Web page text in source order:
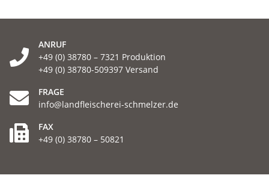
ANRUF
+49 (0) 38780 – 7321 Produktion
+49 (0) 38780-509397 Versand
FRAGE
info@landfleischerei-schmelzer.de
FAX
+49 (0) 38780 – 50821